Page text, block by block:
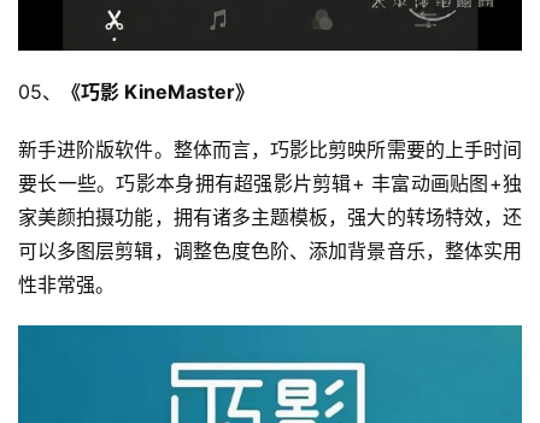
05、 《巧影 KineMaster》
新手进阶版软件。整体而言，巧影比剪映所需要的上手时间
要长一些。巧影本身拥有超强影片剪辑+ 丰富动画贴图+独
家美颜拍摄功能，拥有诸多主题模板，强大的转场特效，还
可以多图层剪辑，调整色度色阶、添加背景音乐，整体实用
性非常强。